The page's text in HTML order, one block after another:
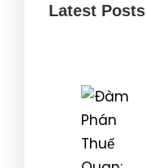
Latest Posts